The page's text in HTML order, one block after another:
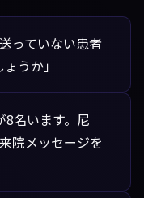
っていない患者
うか」
8名います。尼
院メッセージを